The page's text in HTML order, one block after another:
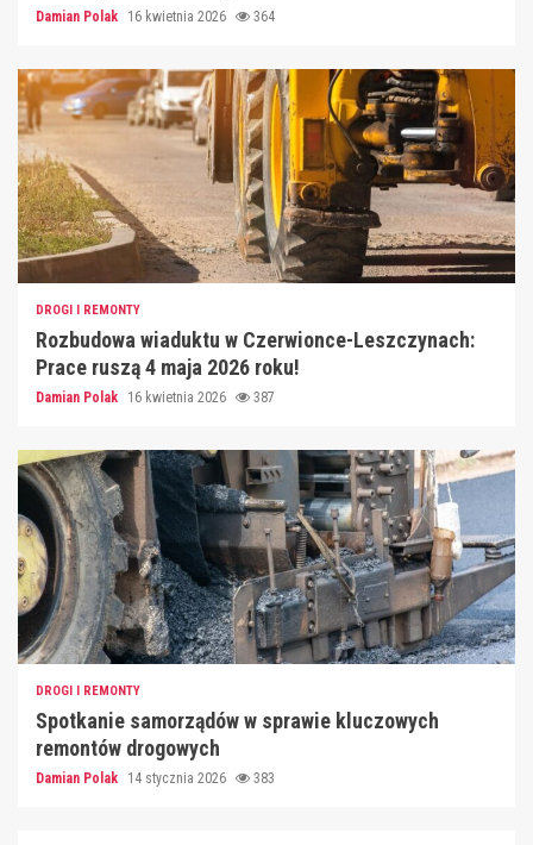
Damian Polak 16 kwietnia 2026 364
DROGI I REMONTY
Rozbudowa wiaduktu w Czerwionce-Leszczynach:
Prace ruszą 4 maja 2026 roku!
Damian Polak 16 kwietnia 2026 387
DROGI I REMONTY
Spotkanie samorządów w sprawie kluczowych
remontów drogowych
Damian Polak 14 stycznia 2026 383